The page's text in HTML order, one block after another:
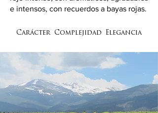
e intensos, con recuerdos a bayas rojas.
Carácter Complejidad Elegancia